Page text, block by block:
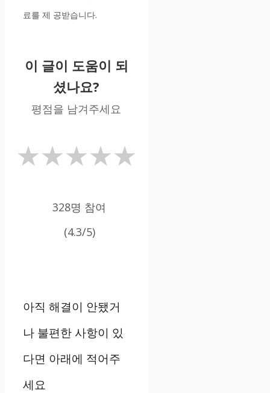
료를 제 공받습니다.
이 글이 도움이 되
셨나요?
평점을 남겨주세요
★★★★★
328명 참여
(4.3/5)
아직 해결이 안됐거
나 불편한 사항이 있
다면 아래에 적어주
세요